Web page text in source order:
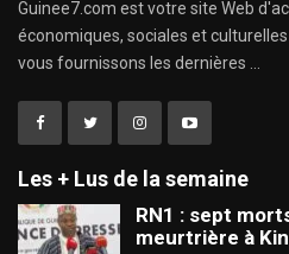
Guinee7.com est votre site Web
économiques, sociales et culturelles
vous fournissons les dernières ...
Les + Lus de la semaine
RN1 : sept
meurtrière à